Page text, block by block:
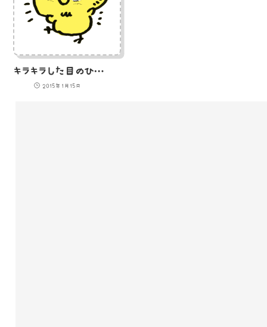
キラキラした目のひよこのイラスト
2015年1月15日